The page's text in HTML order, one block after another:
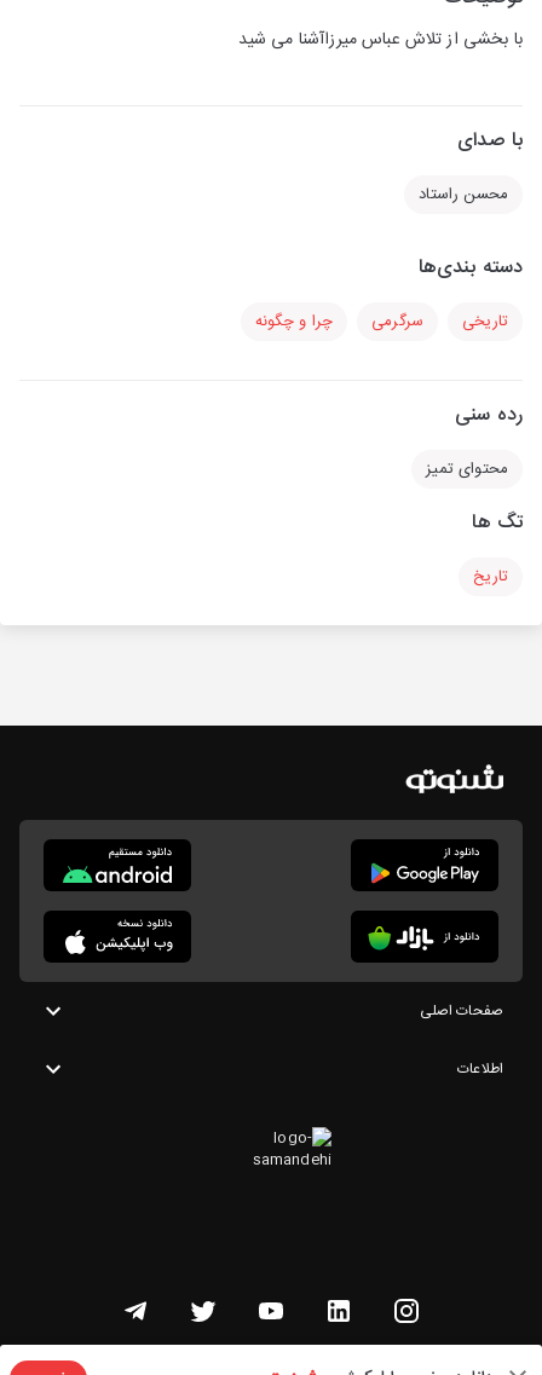
با بخشی از تلاش عباس میرزاآشنا می شید
با صدای
محسن راستاد
دسته بندی‌ها
تاریخی سرگرمی چرا و چگونه
رده سنی
محتوای تمیز
تگ ها
تاریخ
صفحات اصلی
اطلاعات
تمامی حقوق این وبسایت متعلق به شنوتو است